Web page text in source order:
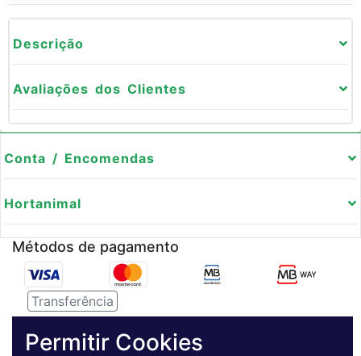
Descrição
Avaliações dos Clientes
Conta / Encomendas
Hortanimal
Métodos de pagamento
Transferência
Permitir Cookies